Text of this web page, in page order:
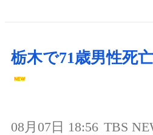
栃木で71歳男性死
08月07日 18:56 TBS